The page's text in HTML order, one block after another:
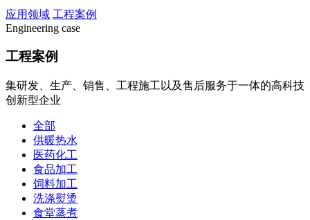
应用领域 工程案例
Engineering case
工程案例
集研发、生产、销售、工程施工以及售后服务于一体的高科技
创新型企业
全部
供暖热水
医药化工
食品加工
饲料加工
洗涤熨烫
食堂蒸煮